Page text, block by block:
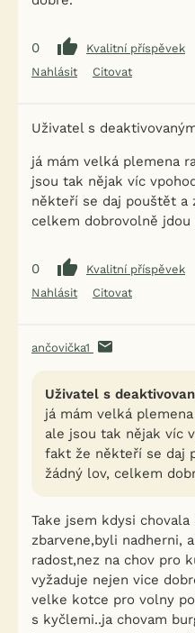
0
Kvalitní příspěvek
Nahlásit
Citovat
Uživatel s
já mám velká plemena
jsou tak nějak víc
někteří se daj pouštět a
celkem dobrovolně jdou
0
Kvalitní příspěvek
Nahlásit
Citovat
ančovička1
Uživatel s
já mám velká
ale jsou tak nějak víc
fakt že někteří se daj
žádný lov, celkem
Take jsem kdysi
zbarvene,byli nadherni,
radost,nez na chov pro
vyžaduje nejen vice
velke kotce pro volny
s kyčlemi..ja chovam